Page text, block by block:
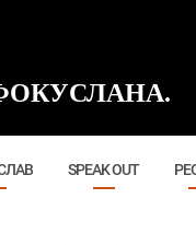
SPEAK OUT